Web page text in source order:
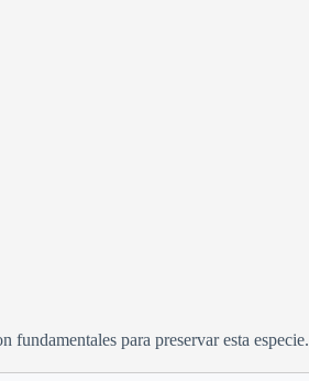
fundamentales para preservar esta especie.